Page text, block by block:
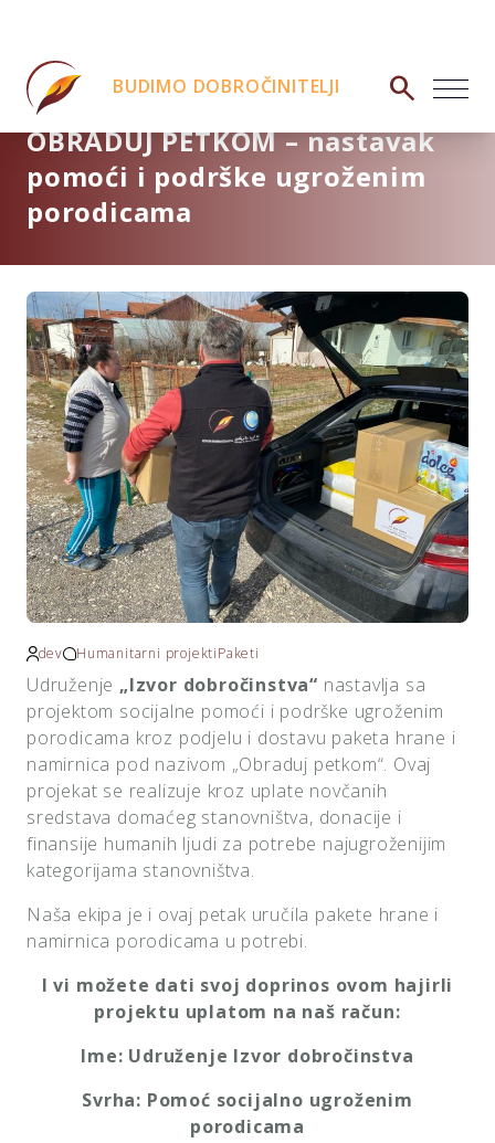
BUDIMO DOBROČINITELJI search
OBRADUJ PETKOM – nastavak
pomoći i podrške ugroženim
porodicama
dev Humanitarni projektiPaketi
Udruženje „Izvor dobročinstva“ nastavlja sa
projektom socijalne pomoći i podrške ugroženim
porodicama kroz podjelu i dostavu paketa hrane i
namirnica pod nazivom „Obraduj petkom“. Ovaj
projekat se realizuje kroz uplate novčanih
sredstava domaćeg stanovništva, donacije i
finansije humanih ljudi za potrebe najugroženijim
kategorijama stanovništva.
Naša ekipa je i ovaj petak uručila pakete hrane i
namirnica porodicama u potrebi.
I vi možete dati svoj doprinos ovom hajirli
projektu uplatom na naš račun:
Ime: Udruženje Izvor dobročinstva
Svrha: Pomoć socijalno ugroženim
porodicama